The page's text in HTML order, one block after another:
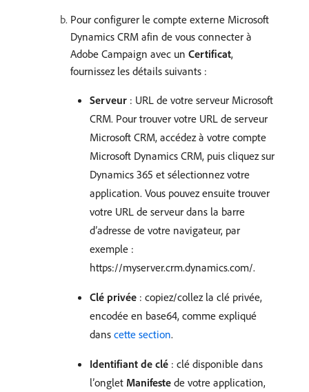
Pour configurer le compte externe Microsoft
Dynamics CRM afin de vous connecter à
Adobe Campaign avec un Certificat,
fournissez les détails suivants :
Serveur : URL de votre serveur Microsoft
CRM. Pour trouver votre URL de serveur
Microsoft CRM, accédez à votre compte
Microsoft Dynamics CRM, puis cliquez sur
Dynamics 365 et sélectionnez votre
application. Vous pouvez ensuite trouver
votre URL de serveur dans la barre
d’adresse de votre navigateur, par
exemple :
https://myserver.crm.dynamics.com/.
Clé privée : copiez/collez la clé privée,
encodée en base64, comme expliqué
dans cette section.
Identifiant de clé : clé disponible dans
l’onglet Manifeste de votre application,